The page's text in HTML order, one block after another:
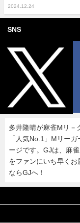
2024.12.24
SNS
多井隆晴が麻雀Mリ－
「人気No.1」Mリー
ージです。GJは、麻雀
をファンにいち早く
ならGJへ！